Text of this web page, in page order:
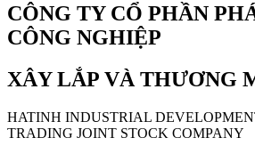
CÔNG TY CỔ PHẦN
CÔNG NGHIỆP
XÂY LẮP VÀ THƯƠNG
HATINH INDUSTRIAL
TRADING JOINT STOCK COMPANY